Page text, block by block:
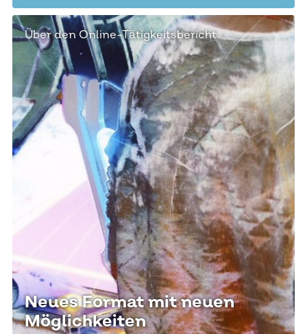
Neues Format mit neuen
Möglichkeiten
Über den Online-Tätigkeitsbericht